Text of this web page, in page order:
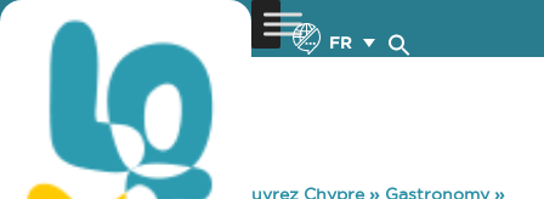
FR
You are here: Home »Découvrez Chypre» Gastronomy»